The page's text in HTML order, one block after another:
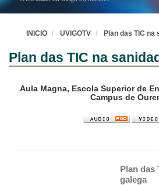
INICIO UVIGOTV Plan das TIC na
Plan das TIC na
Aula Magna, Escola Superior de
Campus de
Plan das
galega